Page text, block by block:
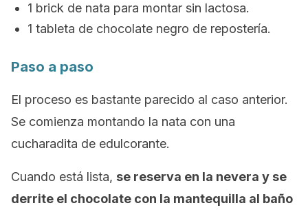
1 brick de nata para montar sin lactosa.
1 tableta de chocolate negro de repostería.
Paso a paso
El proceso es bastante parecido al caso anterior.
Se comienza montando la nata con una
cucharadita de edulcorante.
Cuando está lista, se reserva en la nevera y se
derrite el chocolate con la mantequilla al baño